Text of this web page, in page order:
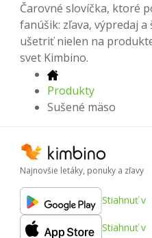
Čarovné slovíčka, ktoré
fanúšik: zľava, výpredaj
ušetriť nielen na
svet Kimbino.
Produkty
Sušené mäso
Najnovšie letáky, ponuky a zľavy
Stiahnuť v
Stiahnuť v